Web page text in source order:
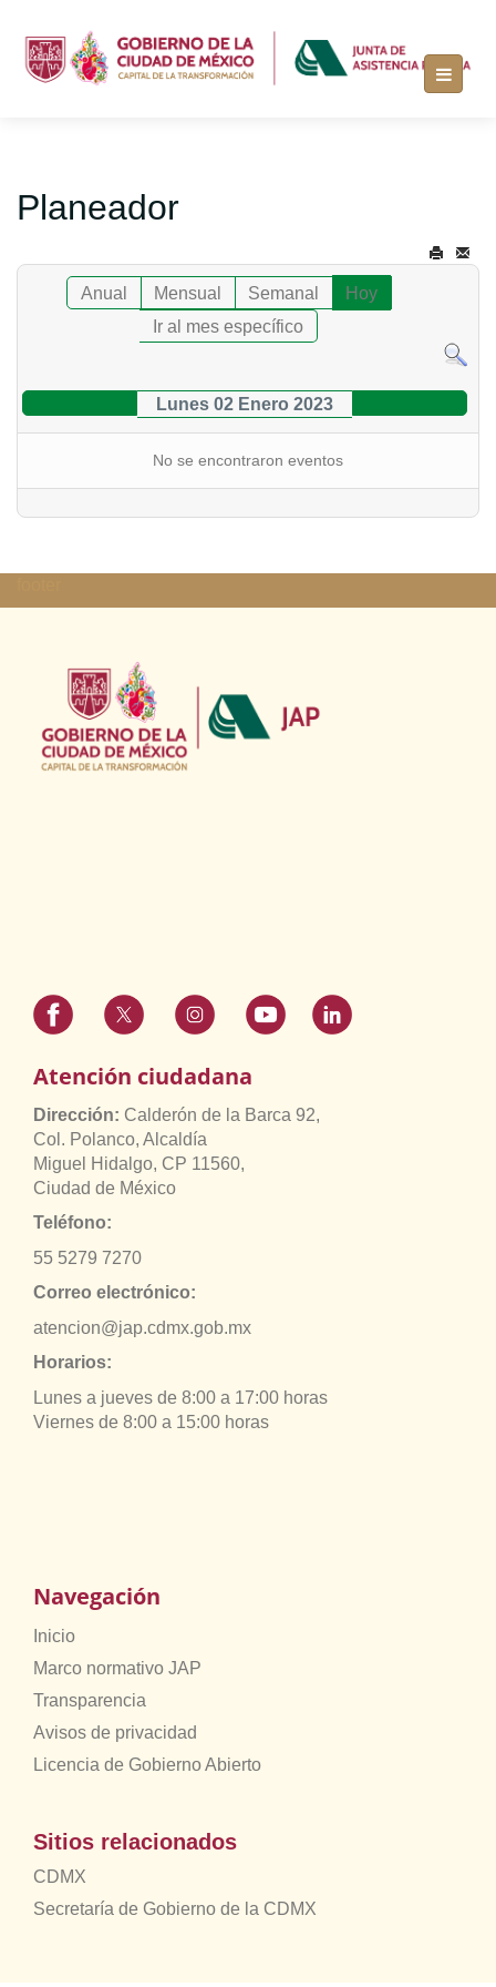
Planeador
Anual Mensual Semanal
Hoy
Ir al mes específico
Lunes 02 Enero 2023
No se encontraron eventos
Atención ciudadana
Dirección: Calderón de la Barca 92,
Col. Polanco, Alcaldía
Miguel Hidalgo, CP 11560,
Ciudad de México
Teléfono:
55 5279 7270
Correo electrónico:
atencion@jap.cdmx.gob.mx
Horarios:
Lunes a jueves de 8:00 a 17:00 horas
Viernes de 8:00 a 15:00 horas
Navegación
Inicio
Marco normativo JAP
Transparencia
Avisos de privacidad
Licencia de Gobierno Abierto
Sitios relacionados
CDMX
Secretaría de Gobierno de la CDMX